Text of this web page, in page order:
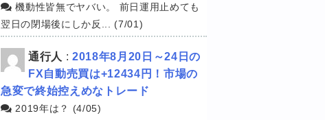
機動性皆無でヤバい。 前日運用止めても
翌日の閉場後にしか反... (7/01)
通行人 : 2018年8月20日～24日の
FX自動売買は+12434円！市場の
急変で終始控えめなトレード
2019年は？ (4/05)